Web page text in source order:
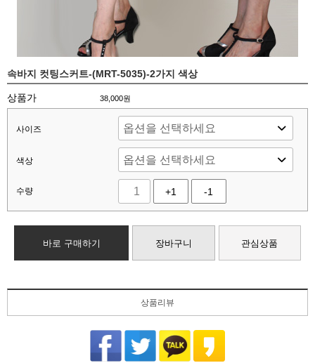
속바지 컷팅스커트-(MRT-5035)-2가지 색상
상품가 38,000원
사이즈
색상
수량 +1 -1
바로 구매하기 장바구니 관심상품
상품리뷰